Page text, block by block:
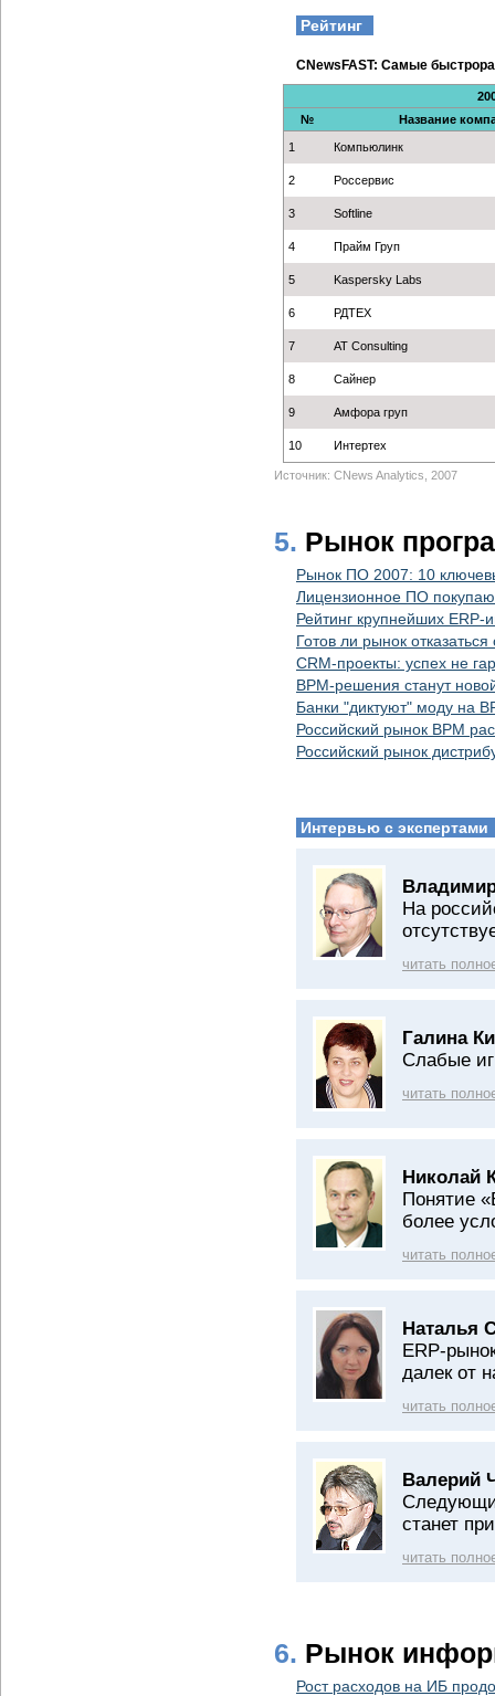
Рейтинг
CNewsFAST: Самые
№
Название
1 Компьюлинк
2 Россервис
3 Softline
4 Прайм Груп
5 Kaspersky Labs
6 РДТЕХ
7 AT Consulting
8 Сайнер
9 Амфора груп
10 Интертех
Источник: CNews Analytics, 2007
5. Рынок
Рынок ПО 2007: 10
Лицензионное ПО
Рейтинг крупнейших ERP-
Готов ли рынок
CRM-проекты: успех не
BPM-решения станут
Банки "диктуют" моду на
Российский рынок BPM
Российский рынок
Интервью с экспертами
На
читать
Галина
Слабые
читать
Николай
Понятие
более
читать
Наталья
ERP-
далек от
читать
Валерий
станет
читать
6. Рынок
Рост расходов на ИБ